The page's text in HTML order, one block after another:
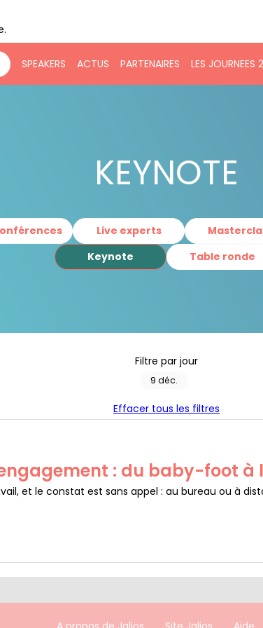
SPEAKERS ACTUS PARTENAIRES LES JOURNEES
KEYNOTE
Live experts
Keynote
Table ronde
Filtre par jour
9 déc.
Effacer tous les filtres
: du baby-foot à
et le constat est sans appel : au bureau ou à